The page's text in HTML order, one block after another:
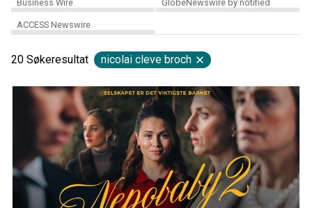
Business Wire GlobeNewswire by notified
ACCESS Newswire
20 Søkeresultat nicolai cleve broch